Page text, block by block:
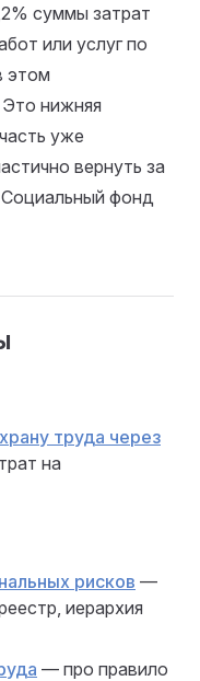
суммы затрат
или услуг по
этом
Это нижняя
уже
вернуть за
Социальный фонд
труда через
на
рисков —
иерархия
— про правило